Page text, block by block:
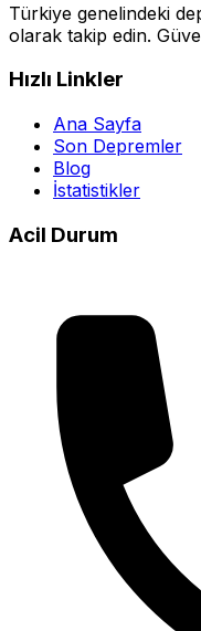
Türkiye genelindeki
olarak takip edin.
Hızlı Linkler
Ana Sayfa
Son Depremler
Blog
İstatistikler
Acil Durum